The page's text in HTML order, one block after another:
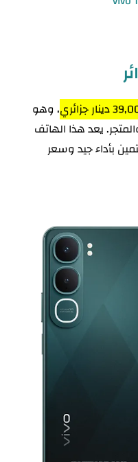
، وهو
يعد هذا الهاتف
بأداء جيد وسعر